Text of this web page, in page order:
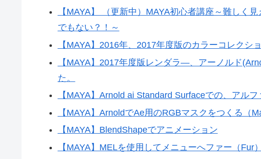
【MAYA】 （更新中）MAYA初心者講座～難しく
でもない？！～
【MAYA】2016年、2017年度版のカラーコレクシ
【MAYA】2017年度版レンダラ―、アーノルド
た。
【MAYA】Arnold ai Standard Surfaceでの、アル
【MAYA】ArnoldでAe用のRGBマスクをつくる（
【MAYA】BlendShapeでアニメーション
【MAYA】MELを使用してメニューへファー（Fur